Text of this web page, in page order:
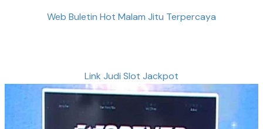
Web Buletin Hot Malam Jitu Terpercaya
Link Judi Slot Jackpot